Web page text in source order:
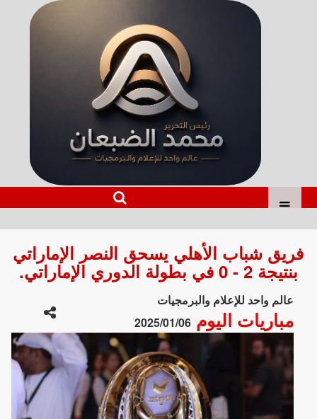
فريق شباب الأهلي يسحق النصر الإماراتي
بنتيجة 2 - 0 في بطولة الدوري الإماراتي.
عالم واحد للإعلام والبرمجيات
مباريات اليوم2025/01/06